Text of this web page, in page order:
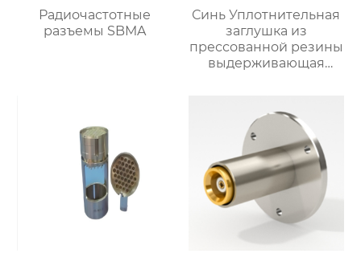
Радиочастотные
разъемы SBMA
Синь Уплотнительная
заглушка из
прессованной резины
выдерживающая